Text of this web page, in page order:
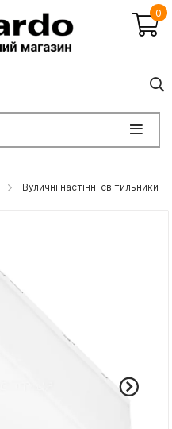
0
Вуличні настінні світильники